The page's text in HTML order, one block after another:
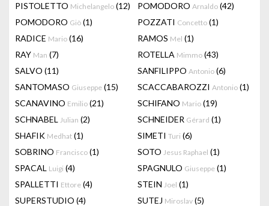
PISTOLETTO Michelangelo (12) POMODORO Arnaldo (42)
POMODORO Giò (1) POZZATI Concetto (1)
RADICE Mario (16) RAMOS Mel (1)
RAY Man (7) ROTELLA Mimmo (43)
SALVO (11) SANFILIPPO Antonio (6)
SANTOMASO Giuseppe (15) SCACCABAROZZI Antonio (1)
SCANAVINO Emilio (21) SCHIFANO Mario (19)
SCHNABEL Julian (2) SCHNEIDER Gérard (1)
SHAFIK Medhat (1) SIMETI Turi (6)
SOBRINO Francisco (1) SOTO Jesus Raphael (1)
SPACAL Luigi (4) SPAGNULO Giuseppe (1)
SPALLETTI Ettore (4) STEIN Joel (1)
SUPERSTUDIO (4) SUTEJ Miroslav (5)